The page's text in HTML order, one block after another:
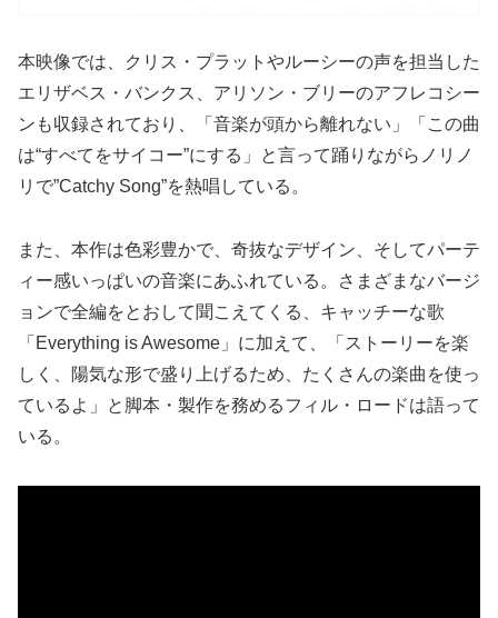
本映像では、クリス・プラットやルーシーの声を担当した
エリザベス・バンクス、アリソン・ブリーのアフレコシー
ンも収録されており、「音楽が頭から離れない」「この曲
は“すべてをサイコー”にする」と言って踊りながらノリノ
リで”Catchy Song”を熱唱している。
また、本作は色彩豊かで、奇抜なデザイン、そしてパーテ
ィー感いっぱいの音楽にあふれている。さまざまなバージ
ョンで全編をとおして聞こえてくる、キャッチーな歌
「Everything is Awesome」に加えて、「ストーリーを楽
しく、陽気な形で盛り上げるため、たくさんの楽曲を使っ
ているよ」と脚本・製作を務めるフィル・ロードは語って
いる。